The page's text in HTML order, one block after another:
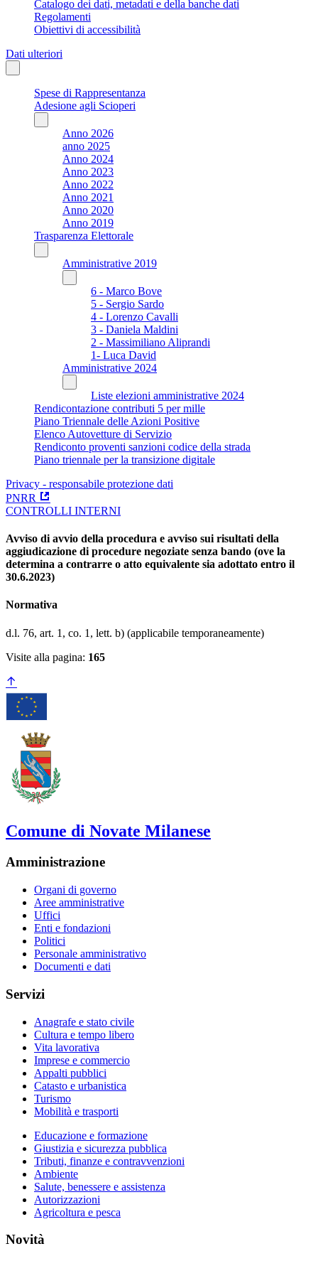
Catalogo dei dati, metadati e della banche dati
Regolamenti
Obiettivi di accessibilità
Dati ulteriori
Spese di Rappresentanza
Adesione agli Scioperi
Anno 2026
anno 2025
Anno 2024
Anno 2023
Anno 2022
Anno 2021
Anno 2020
Anno 2019
Trasparenza Elettorale
Amministrative 2019
6 - Marco Bove
5 - Sergio Sardo
4 - Lorenzo Cavalli
3 - Daniela Maldini
2 - Massimiliano Aliprandi
1- Luca David
Amministrative 2024
Liste elezioni amministrative 2024
Rendicontazione contributi 5 per mille
Piano Triennale delle Azioni Positive
Elenco Autovetture di Servizio
Rendiconto proventi sanzioni codice della strada
Piano triennale per la transizione digitale
Privacy - responsabile protezione dati
PNRR
CONTROLLI INTERNI
Avviso di avvio della procedura e avviso sui risultati della
aggiudicazione di procedure negoziate senza bando (ove la
determina a contrarre o atto equivalente sia adottato entro il
30.6.2023)
Normativa
d.l. 76, art. 1, co. 1, lett. b) (applicabile temporaneamente)
Visite alla pagina: 165
Comune di Novate Milanese
Amministrazione
Organi di governo
Aree amministrative
Uffici
Enti e fondazioni
Politici
Personale amministrativo
Documenti e dati
Servizi
Anagrafe e stato civile
Cultura e tempo libero
Vita lavorativa
Imprese e commercio
Appalti pubblici
Catasto e urbanistica
Turismo
Mobilità e trasporti
Educazione e formazione
Giustizia e sicurezza pubblica
Tributi, finanze e contravvenzioni
Ambiente
Salute, benessere e assistenza
Autorizzazioni
Agricoltura e pesca
Novità